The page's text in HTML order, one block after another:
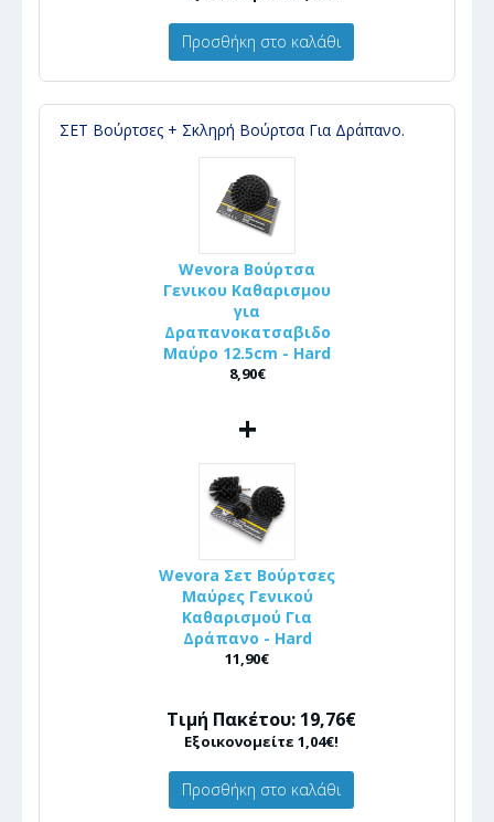
Προσθήκη στο καλάθι
ΣΕΤ Βούρτσες + Σκληρή Βούρτσα Για Δράπανο.
Wevora Βούρτσα
Γενικου Καθαρισμου
για
Δραπανοκατσαβιδο
Μαύρο 12.5cm - Hard
8,90€
+
Wevora Σετ Βούρτσες
Μαύρες Γενικού
Καθαρισμού Για
Δράπανο - Hard
11,90€
Τιμή Πακέτου: 19,76€
Εξοικονομείτε 1,04€!
Προσθήκη στο καλάθι